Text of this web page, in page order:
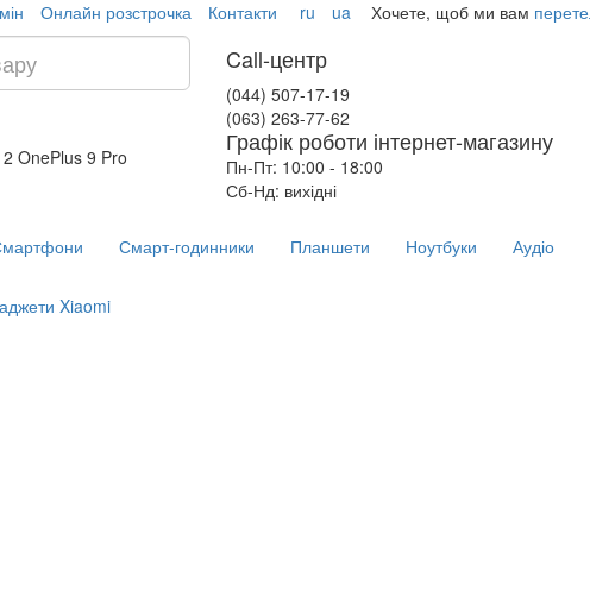
Онлайн розстрочка Контакти ru ua Хочете, щоб ми вам
OnePlus 9 Pro
Call-центр
(044) 507-17-19
(063) 263-77-62
Графік роботи інтернет-магазину
Пн-Пт: 10:00 - 18:00
Сб-Нд: вихідні
Смарт-годинники Планшети Ноутбуки Аудіо
Xiaomi